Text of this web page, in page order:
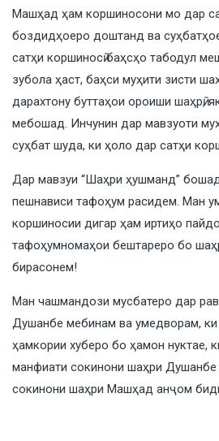
Машҳад ҳам коршиносони мо дар
боздидҳоеро доштанд ва
сатҳи коршиносӣ баҳсҳо табодул
зубола ҳаст, баҳси муҳити зисти
дарахтону буттаҳои ороиши шаҳрӣ,
мебошад. Инчунин дар мавзуоти
суҳбат шуда, ки ҳоло дар сатҳи
Дар мавзуи “Шаҳри ҳушманд”
пешнависи тафоҳум расидем. Ман
коршиносии дигар ҳам иртиҳо
тафоҳумномаҳои бештареро бо
бирасонем!
Ман чашмандози мусбатеро дар
Душанбе мебинам ва умедворам,
ҳамкории хуберо бо ҳамон нуктае,
манфиати сокинони шаҳри
сокинони шаҳри Машҳад анҷом